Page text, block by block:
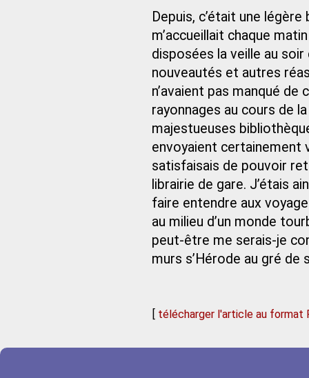
Depuis, c’était une
m’accueillait chaque
disposées la veille au
nouveautés et autres
n’avaient pas manqué
rayonnages au cours de
majestueuses
envoyaient
satisfaisais de pouvoir
librairie de gare. J’étais
faire entendre aux
au milieu d’un monde
peut-être me serais-je
murs s’Hérode au gré
[ télécharger l'article au format